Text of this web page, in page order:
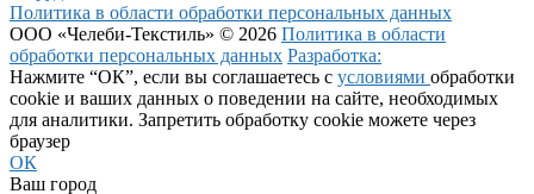
Политика в области обработки персональных данных
ООО «Челеби-Текстиль» © 2026 Политика в области
обработки персональных данных Разработка:
Нажмите “ОК”, если вы соглашаетесь с условиями обработки
cookie и ваших данных о поведении на сайте, необходимых
для аналитики. Запретить обработку cookie можете через
браузер
ОК
Ваш город